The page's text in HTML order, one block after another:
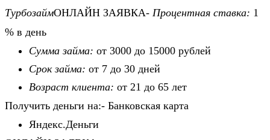
ТурбозаймОНЛАЙН ЗАЯВКА- Процентная ставка: 1
% в день
Сумма займа: от 3000 до 15000 рублей
Срок займа: от 7 до 30 дней
Возраст клиента: от 21 до 65 лет
Получить деньги на:- Банковская карта
Яндекс.Деньги